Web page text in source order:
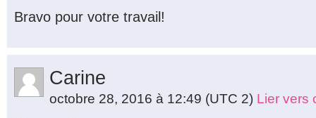
Bravo pour votre travail!
Carine
octobre 28, 2016 à 12:49 (UTC 2) Lier vers